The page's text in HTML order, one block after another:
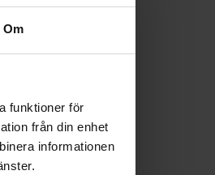
Om
funktioner för
från din enhet
informationen